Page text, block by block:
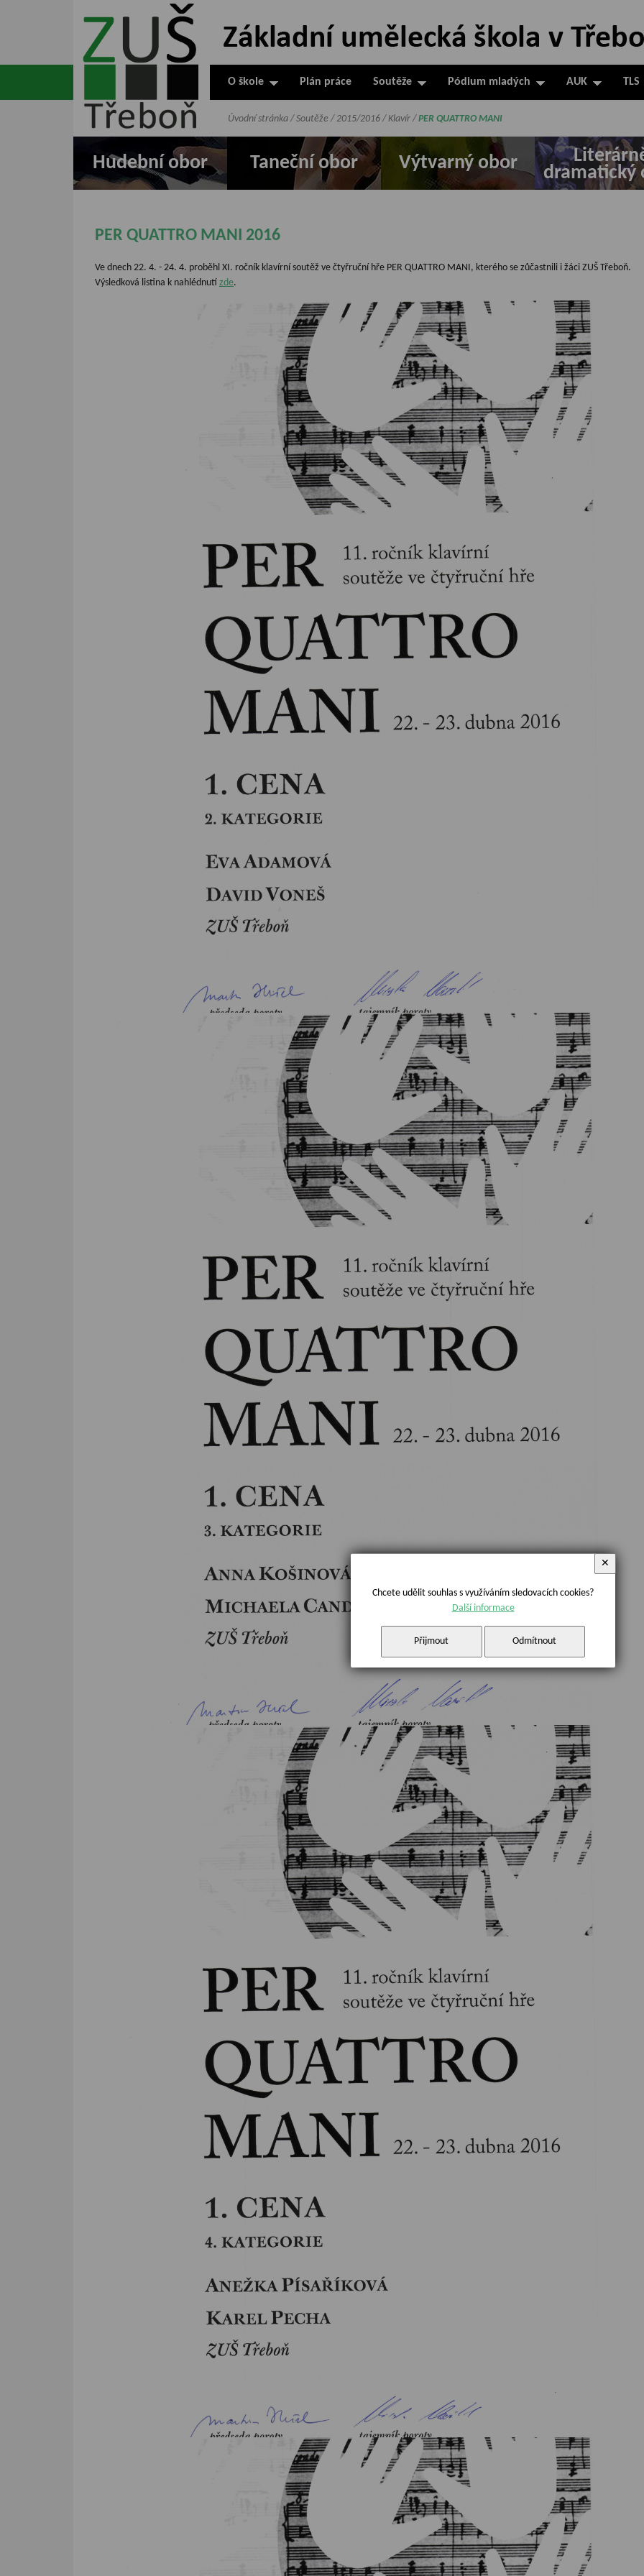
ZUŠ Třeboň -
Základní
umělecká škola
O škole Plán práce Soutěže Pódium mladých AUK TLS
Hudební obor Taneční obor Výtvarný obor
dramatický
Úvodní stránka / Soutěže / 2015/2016 / Klavír / PER QUATTRO MANI
PER QUATTRO MANI 2016
Ve dnech 22. 4. - 24. 4. proběhl XI. ročník klavírní soutěž ve čtyřruční hře PER QUATTRO MANI, kterého se zůčastnili i žáci ZUŠ Třeboň.
Výsledková listina k nahlédnutí zde.
Chcete udělit souhlas s využíváním sledovacích cookies?
Další informace
Přijmout Odmítnout
✕